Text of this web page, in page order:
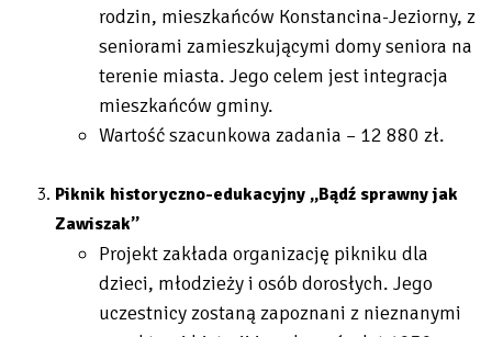
rodzin, mieszkańców Konstancina-Jeziorny, z
seniorami zamieszkującymi domy seniora na
terenie miasta. Jego celem jest integracja
mieszkańców gminy.
Wartość szacunkowa zadania – 12 880 zł.
Piknik historyczno-edukacyjny „Bądź sprawny jak
Zawiszak”
Projekt zakłada organizację pikniku dla
dzieci, młodzieży i osób dorosłych. Jego
uczestnicy zostaną zapoznani z nieznanymi